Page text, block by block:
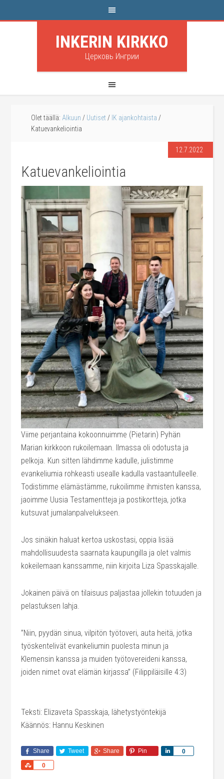
INKERIN KIRKKO
Церковь Ингрии
Olet täällä: Alkuun / Uutiset / IK ajankohtaista /
Katuevankeliointia
12.7.2022
Katuevankeliointia
Viime perjantaina kokoonnuimme (Pietarin) Pyhän
Marian kirkkoon rukoilemaan. Ilmassa oli odotusta ja
pelkoja. Kun sitten lähdimme kadulle, julistimme
evankeliumia rohkeasti usealle kadulla vastaantulleelle.
Todistimme elämästämme, rukoilimme ihmisten kanssa,
jaoimme Uusia Testamentteja ja postikortteja, jotka
kutsuvat jumalanpalvelukseen.
Jos sinäkin haluat kertoa uskostasi, oppia lisää
mahdollisuudesta saarnata kaupungilla ja olet valmis
kokeilemaan kanssamme, niin kirjoita Liza Spasskajalle.
Jokainen päivä on tilaisuus paljastaa jollekin totuuden ja
pelastuksen lahja.
”Niin, pyydän sinua, vilpitön työtoveri, auta heitä, jotka
työskentelivät evankeliumin puolesta minun ja
Klemensin kanssa ja muiden työtovereideni kanssa,
joiden nimet ovat elämän kirjassa” (Filippiläisille 4:3)
Teksti: Elizaveta Spasskaja, lähetystyöntekijä
Käännös: Hannu Keskinen
Share Tweet Share Pin 0
Share
0
Share